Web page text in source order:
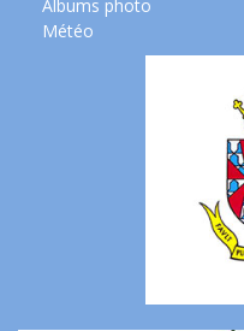
Albums photo
Météo